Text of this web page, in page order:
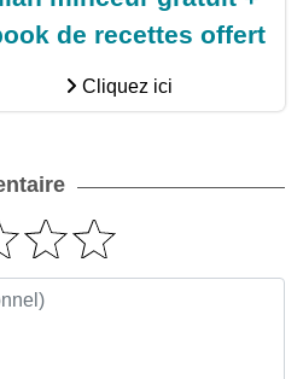
de recettes offert
Cliquez ici